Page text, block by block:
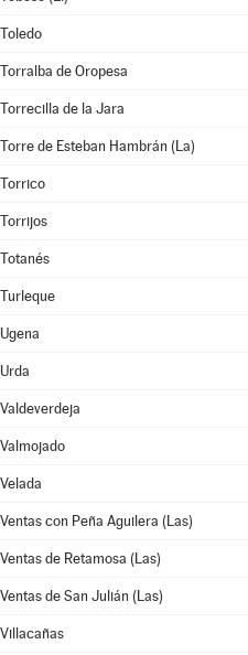
Toledo
Torralba de Oropesa
Torrecilla de la Jara
Torre de Esteban Hambrán (La)
Torrico
Torrijos
Totanés
Turleque
Ugena
Urda
Valdeverdeja
Valmojado
Velada
Ventas con Peña Aguilera (Las)
Ventas de Retamosa (Las)
Ventas de San Julián (Las)
Villacañas